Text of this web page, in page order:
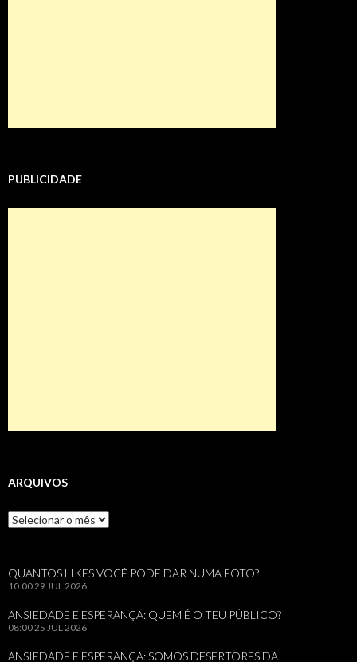
PUBLICIDADE
ARQUIVOS
Arquivos
QUANTOS LIKES VOCÊ PODE DAR NUMA FOTO?
10:0029 JUL 2026
ANSIEDADE E ESPERANÇA: QUEM É O TEU PÚBLICO?
08:0025 JUL 2026
ANSIEDADE E ESPERANÇA: SOMOS DESERTORES DA